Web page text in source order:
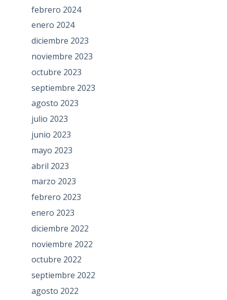
febrero 2024
enero 2024
diciembre 2023
noviembre 2023
octubre 2023
septiembre 2023
agosto 2023
julio 2023
junio 2023
mayo 2023
abril 2023
marzo 2023
febrero 2023
enero 2023
diciembre 2022
noviembre 2022
octubre 2022
septiembre 2022
agosto 2022